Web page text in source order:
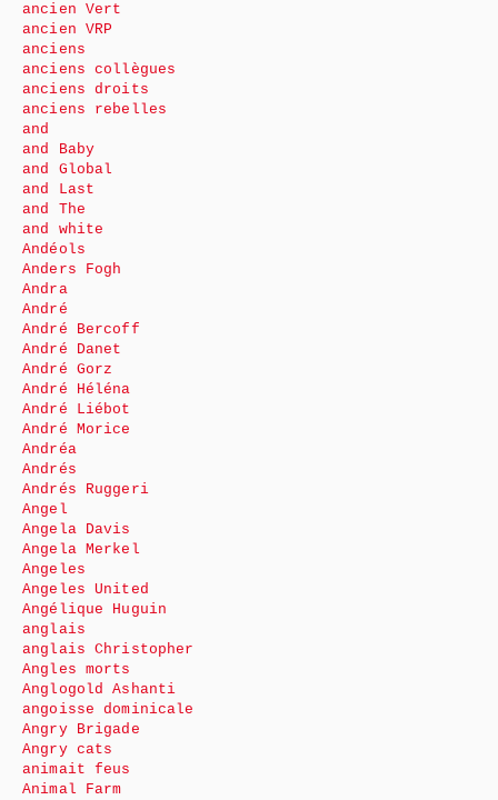
ancien Vert
ancien VRP
anciens
anciens collègues
anciens droits
anciens rebelles
and
and Baby
and Global
and Last
and The
and white
Andéols
Anders Fogh
Andra
André
André Bercoff
André Danet
André Gorz
André Héléna
André Liébot
André Morice
Andréa
Andrés
Andrés Ruggeri
Angel
Angela Davis
Angela Merkel
Angeles
Angeles United
Angélique Huguin
anglais
anglais Christopher
Angles morts
Anglogold Ashanti
angoisse dominicale
Angry Brigade
Angry cats
animait feus
Animal Farm